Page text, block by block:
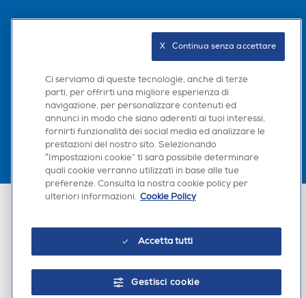
Scarica la nostra app
Euronics Italia SpA. Sede legale Via Montefeltro, 6/a 20156 Milano
Ci serviamo di queste tecnologie, anche di terze
parti, per offrirti una migliore esperienza di
navigazione, per personalizzare contenuti ed
annunci in modo che siano aderenti ai tuoi interessi,
fornirti funzionalità dei social media ed analizzare le
prestazioni del nostro sito. Selezionando
“Impostazioni cookie” ti sarà possibile determinare
quali cookie verranno utilizzati in base alle tue
preferenze. Consulta la nostra cookie policy per
ulteriori informazioni. Cookie Policy
Accetta tutti
Gestisci cookie
X   Continua senza accettare